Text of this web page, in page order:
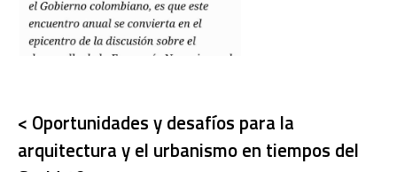
< Oportunidades y desafíos para la
arquitectura y el urbanismo en tiempos del